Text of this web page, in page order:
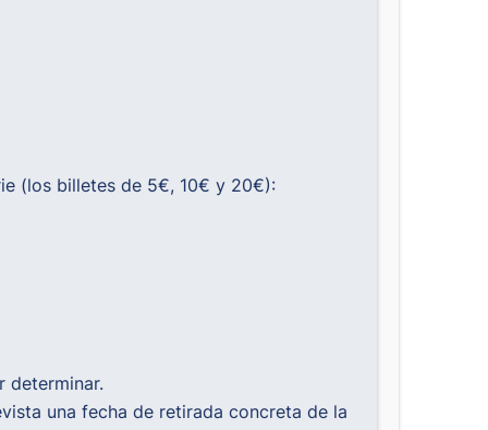
(los billetes de 5€, 10€ y 20€):
determinar.
una fecha de retirada concreta de la